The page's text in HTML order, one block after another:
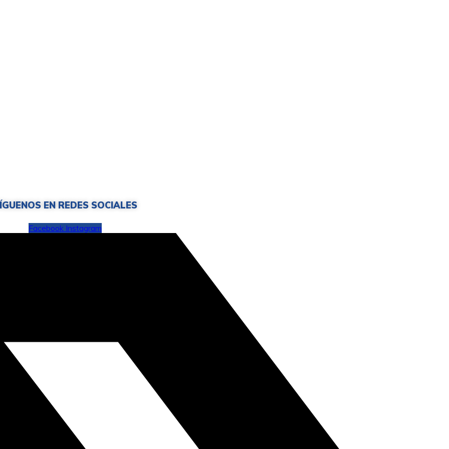
EN REDES SOCIALES
Facebook Instagram